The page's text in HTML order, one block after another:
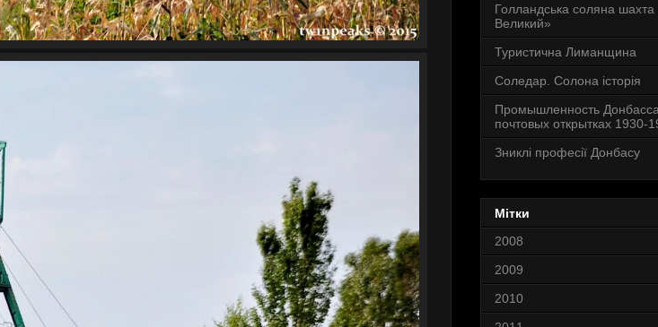
Голландська соляна
Великий»
Туристична Лиманщина
Соледар. Солона історія
Промышленность
почтовых открытках 1930-
Зниклі професії Донбасу
Мітки
2008
2009
2010